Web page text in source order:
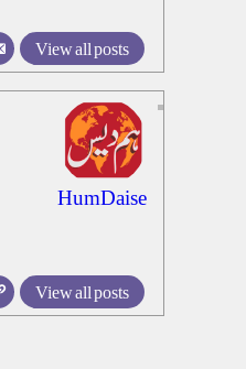
View all posts
HumDaise
View all posts